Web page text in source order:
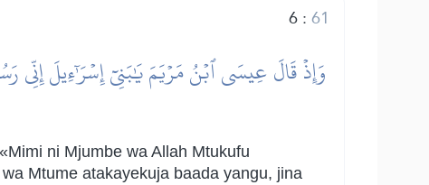
6:61
وَإِذۡ قَالَ عِيسَى ٱبۡنُ مَرۡيَمَ يَٰبَنِيٓ إِسۡرَٰٓءِيلَ إِنِّي
ni Mjumbe wa Allah Mtukufu
Mtume atakayekuja baada yangu, jina